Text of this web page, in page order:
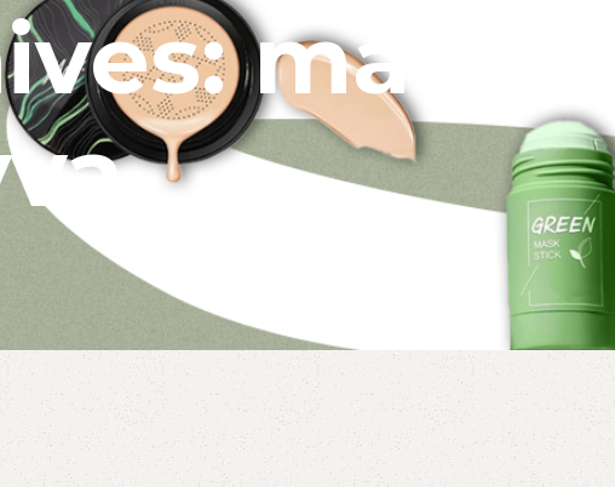
makiažo